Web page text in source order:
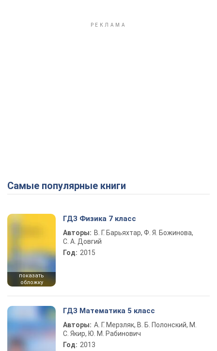
Самые популярные книги
показать
обложку
ГДЗ Физика 7 класс
Авторы: В. Г. Барьяхтар, Ф. Я. Божинова,
С. А. Довгий
Год: 2015
ГДЗ Математика 5 класс
Авторы: А. Г. Мерзляк, В. Б. Полонский, М.
С. Якир, Ю. М. Рабинович
Год: 2013